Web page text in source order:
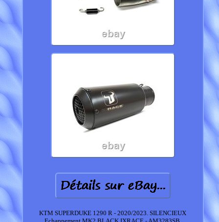
KTM SUPERDUKE 1290 R - 2020/2023. SILENCIEUX